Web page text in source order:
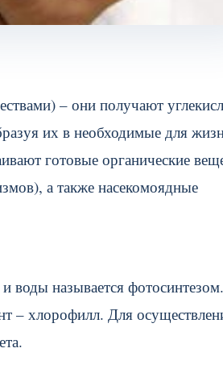
– они получают
их в необходимые для
готовые органические
а также насекомоядные
и воды называется
– хлорофилл. Для